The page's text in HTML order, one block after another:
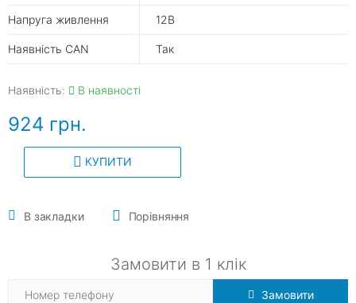
Напруга живлення 12В
Наявність CAN Так
Наявність: В наявності
924 грн.
КУПИТИ
В закладки Порівняння
Замовити в 1 клік
Замовити